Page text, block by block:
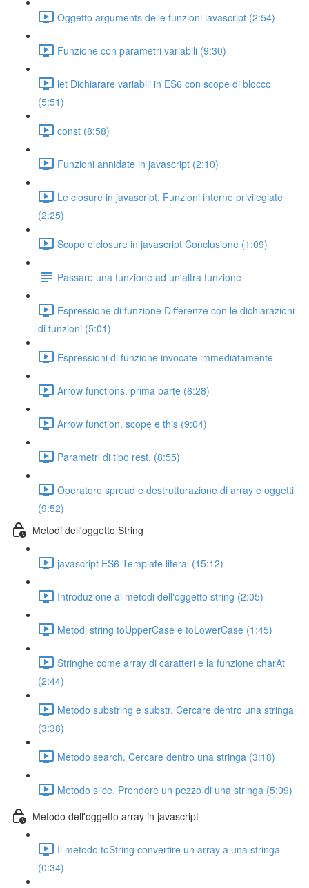
Oggetto arguments delle funzioni javascript (2:54)
Funzione con parametri variabili (9:30)
let Dichiarare variabili in ES6 con scope di blocco
(5:51)
const (8:58)
Funzioni annidate in javascript (2:10)
Le closure in javascript. Funzioni interne privilegiate
(2:25)
Scope e closure in javascript Conclusione (1:09)
Passare una funzione ad un'altra funzione
Espressione di funzione Differenze con le dichiarazioni
di funzioni (5:01)
Espressioni di funzione invocate immediatamente
Arrow functions. prima parte (6:28)
Arrow function, scope e this (9:04)
Parametri di tipo rest. (8:55)
Operatore spread e destrutturazione di array e oggetti
(9:52)
Metodi dell'oggetto String
javascript ES6 Template literal (15:12)
Introduzione ai metodi dell'oggetto string (2:05)
Metodi string toUpperCase e toLowerCase (1:45)
Stringhe come array di caratteri e la funzione charAt
(2:44)
Metodo substring e substr. Cercare dentro una stringa
(3:38)
Metodo search. Cercare dentro una stringa (3:18)
Metodo slice. Prendere un pezzo di una stringa (5:09)
Metodo dell'oggetto array in javascript
Il metodo toString convertire un array a una stringa
(0:34)